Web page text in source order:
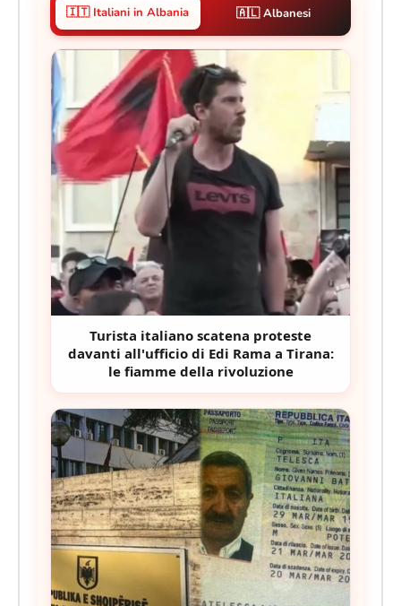
🇮🇹 Italiani in Albania 🇦🇱 Albanesi
Turista italiano scatena proteste
davanti all'ufficio di Edi Rama a Tirana:
le fiamme della rivoluzione